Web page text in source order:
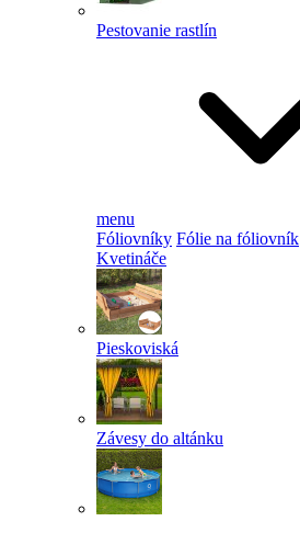
Pestovanie rastlín
menu
Fóliovníky Fólie na fóliovník
Kvetináče
Pieskoviská
Závesy do altánku